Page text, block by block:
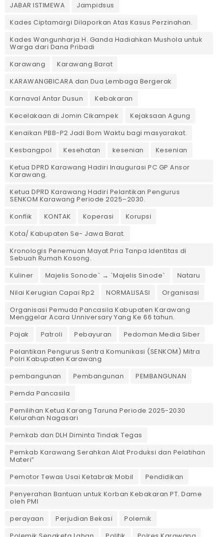
JABAR ISTIMEWA
Jampidsus
Kades Ciptamargi Dilaporkan Atas Kasus Perzinahan.
Kades Wangunharja H. Ganda Hadiahkan Mushola untuk
Warga dari Dana Pribadi ‎
Karawang
Karawang Barat
KARAWANGBICARA dan Dua Lembaga Bergerak
Karnaval Antar Dusun
Kebakaran
Kecelakaan di Jomin Cikampek
Kejaksaan Agung
Kenaikan PBB-P2 Jadi Bom Waktu bagi masyarakat.
Kesbangpol
Kesehatan kesenian
Kesenian
Ketua DPRD Karawang Hadiri Inaugurasi PC GP Ansor
Karawang.
Ketua DPRD Karawang Hadiri Pelantikan Pengurus
SENKOM Karawang Periode 2025–2030. ‎
Konflik
KONTAK Koperasi
Korupsi
Kota/ Kabupaten Se- Jawa Barat.
Kronologis Penemuan Mayat Pria Tanpa Identitas di
Sebuah Rumah Kosong.
Kuliner
Majelis Sonode` → `Majelis Sinode`
Nataru
Nilai Kerugian Capai Rp2
NORMALISASI
Organisasi
Organisasi Pemuda Pancasila Kabupaten Karawang
Menggelar Acara Unniversary Yang Ke 66 tahun.
Pajak
Patroli Pebayuran
Pedoman Media Siber
Pelantikan Pengurus Sentra Komunikasi (SENKOM) Mitra
Polri Kabupaten Karawang
pembangunan
Pembangunan
PEMBANGUNAN
Pemda Pancasila
Pemilihan Ketua Karang Taruna Periode 2025-2030
Kelurahan Nagasari
Pemkab dan DLH Diminta Tindak Tegas
Pemkab Karawang Serahkan Alat Produksi dan Pelatihan
Materi”
Pemotor Tewas Usai Ketabrak Mobil‎
Pendidikan
Penyerahan Bantuan untuk Korban Kebakaran PT. Dame
oleh PMI
perayaan
Perjudian Bekasi
Polemik